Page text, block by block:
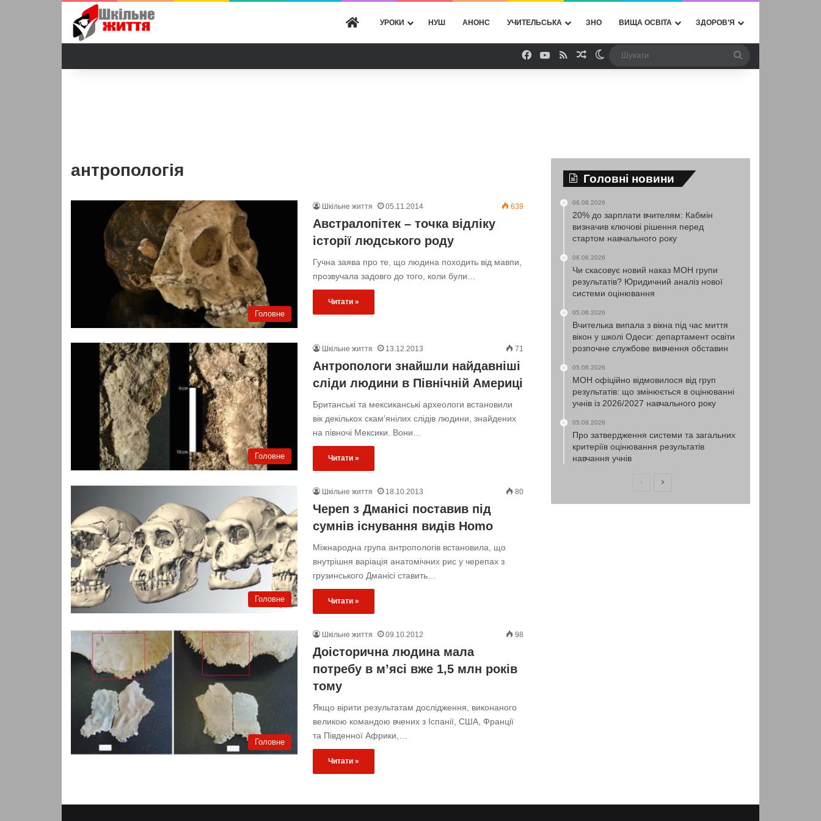
ГОЛОВНА
УРОКИ НУШ АНОНС УЧИТЕЛЬСЬКА ЗНО ВИЩА ОСВІТА ЗДОРОВ’Я
Facebook
YouTube
RSSВипадкова стаття
Switch skin
антропологія
Головне
Шкільне життя 05.11.2014 639
Австралопітек – точка відліку
історії людського роду
Гучна заява про те, що людина походить від мавпи,
прозвучала задовго до того, коли були…
Читати »
Головне
Шкільне життя 13.12.2013 71
Антропологи знайшли найдавніші
сліди людини в Північній Америці
Британські та мексиканські археологи встановили
вік декількох скам’янілих слідів людини, знайдених
на півночі Мексики. Вони…
Читати »
Головне
Шкільне життя 18.10.2013 80
Череп з Дманісі поставив під
сумнів існування видів Homo
Міжнародна група антропологів встановила, що
внутрішня варіація анатомічних рис у черепах з
грузинського Дманісі ставить…
Читати »
Головне
Шкільне життя 09.10.2012 98
Доісторична людина мала
потребу в м’ясі вже 1,5 млн років
тому
Якщо вірити результатам дослідження, виконаного
великою командою вчених з Іспанії, США, Франції
та Південної Африки,…
Читати »
Головні новини
06.08.2026
20% до зарплати вчителям: Кабмін
визначив ключові рішення перед
стартом навчального року
06.08.2026
Чи скасовує новий наказ МОН групи
результатів? Юридичний аналіз нової
системи оцінювання
05.08.2026
Вчителька випала з вікна під час миття
вікон у школі Одеси: департамент освіти
розпочне службове вивчення обставин
05.08.2026
МОН офіційно відмовилося від груп
результатів: що змінюється в оцінюванні
учнів із 2026/2027 навчального року
05.08.2026
Про затвердження системи та загальних
критеріїв оцінювання результатів
навчання учнів
ПопередняНаступна